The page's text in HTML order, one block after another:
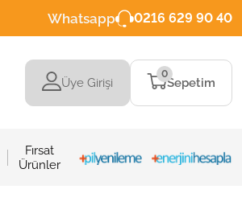
Whatsapp 0216 629 90 40
Üye Girişi Sepetim
0
Fırsat
Ürünler